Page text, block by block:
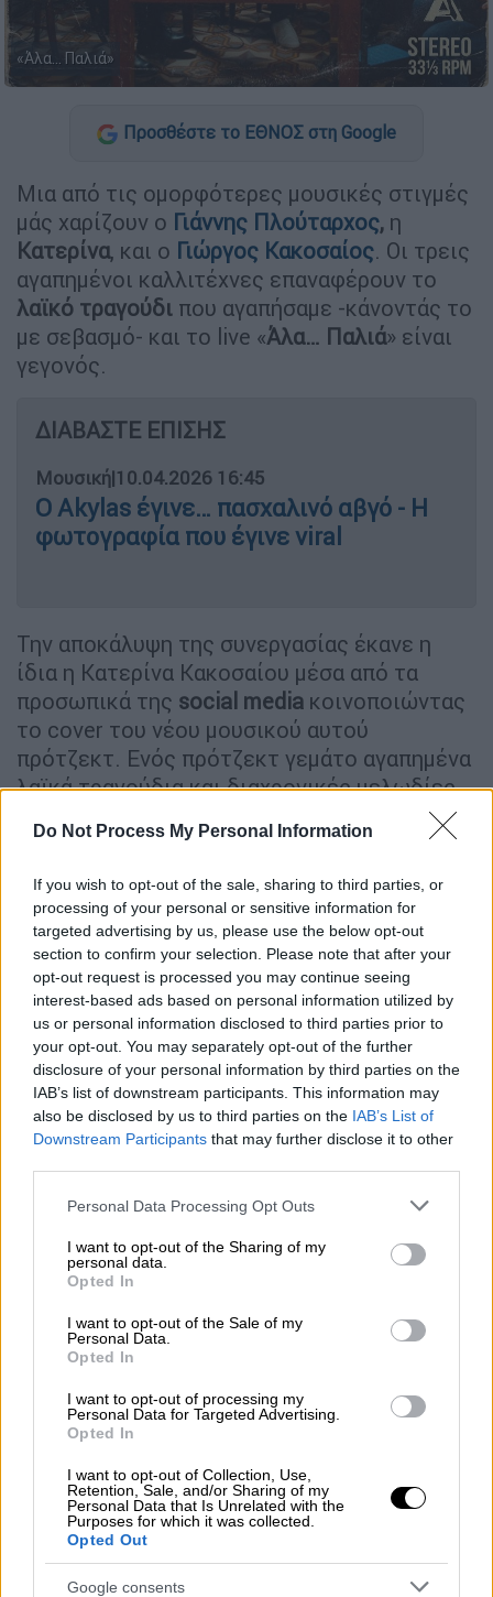
Do Not Process My Personal Information
If you wish to opt-out of the sale, sharing to third parties, or
processing of your personal or sensitive information for
targeted advertising by us, please use the below opt-out
section to confirm your selection. Please note that after your
opt-out request is processed you may continue seeing
interest-based ads based on personal information utilized by
us or personal information disclosed to third parties prior to
your opt-out. You may separately opt-out of the further
disclosure of your personal information by third parties on the
IAB’s list of downstream participants. This information may
also be disclosed by us to third parties on the IAB’s List of
Downstream Participants that may further disclose it to other
Please note that this website/app uses one or more Google
not limited to your visit or usage behaviour. You may click to
grant or deny consent to Google and its third-party tags to
use your data for below specified purposes in below Google
consent section.
Personal Data Processing Opt Outs
I want to opt-out of the Sharing of my
personal data.
Opted In
I want to opt-out of the Sale of my
Personal Data.
Opted In
I want to opt-out of processing my
Personal Data for Targeted Advertising.
Opted In
I want to opt-out of Collection, Use,
Retention, Sale, and/or Sharing of my
Personal Data that Is Unrelated with the
Purposes for which it was collected.
Opted Out
Google consents
«Άλα… Παλιά»
Προσθέστε το ΕΘΝΟΣ στη Google
Μια από τις ομορφότερες μουσικές στιγμές
μάς χαρίζουν ο Γιάννης Πλούταρχος, η
Κατερίνα, και ο Γιώργος Κακοσαίος. Οι τρεις
αγαπημένοι καλλιτέχνες επαναφέρουν το
λαϊκό τραγούδι που αγαπήσαμε -κάνοντάς το
με σεβασμό- και το live «Άλα… Παλιά» είναι
γεγονός.
ΔΙΑΒΑΣΤΕ ΕΠΙΣΗΣ
Μουσική|10.04.2026 16:45
Ο Akylas έγινε… πασχαλινό αβγό - Η
φωτογραφία που έγινε viral
Την αποκάλυψη της συνεργασίας έκανε η
ίδια η Κατερίνα Κακοσαίου μέσα από τα
προσωπικά της social media κοινοποιώντας
το cover του νέου μουσικού αυτού
πρότζεκτ. Ενός πρότζεκτ γεμάτο αγαπημένα
λαϊκά τραγούδια και διαχρονικές μελωδίες.
Η ταλαντούχα Κατερίνα μοιράζεται αρχικά
διαχρονικό «Άνθρωποι Είμαστε» σε μουσική
και στίχους Γιώργου Κοινούση. Η ερμηνεία
της αποδεικνύει δικαιωματικά πως είναι μια
φωνή σπάνια, δυναμική και με συναίσθημα.
video
Ο Γιώργος Κακοσαίος κοινοποιεί με τη σειρά
του το «Νυχτερίδες Κι Αράχνες
» σε μουσική
Χρήστου Νικολόπουλου και στίχους Κώστα
εμβληματικό αυτό τραγούδι και η ερμηνεία
του ξεχωριστή.